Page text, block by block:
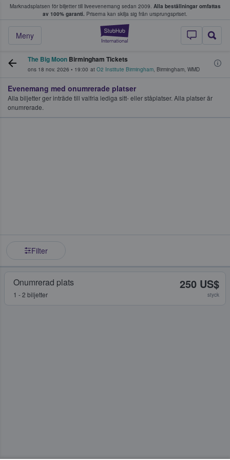
Marknadsplatsen för biljetter till liveevenemang sedan 2009. Alla beställningar omfattas
av 100% garanti. Priserna kan skilja sig från ursprungspriset.
StubHub – där
Meny
köper och säljer biljetter.
The Big Moon Birmingham Tickets
ons 18 nov. 2026 • 19:00 at O2 Institute Birmingham, Birmingham, WMD
Evenemang med onumrerade platser
Alla biljetter ger inträde till valfria lediga sitt- eller ståplatser. Alla platser är
onumrerade.
Filter
Onumrerad plats
1 - 2 biljetter
250 US$
styck